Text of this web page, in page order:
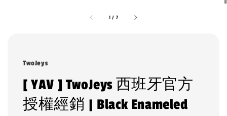
1 / 7
TwoJeys
[ YAV ] TwoJeys 西班牙官方
授權經銷 | Black Enameled